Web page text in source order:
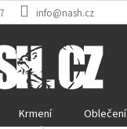
info@nash.cz
Krmení Oblečení